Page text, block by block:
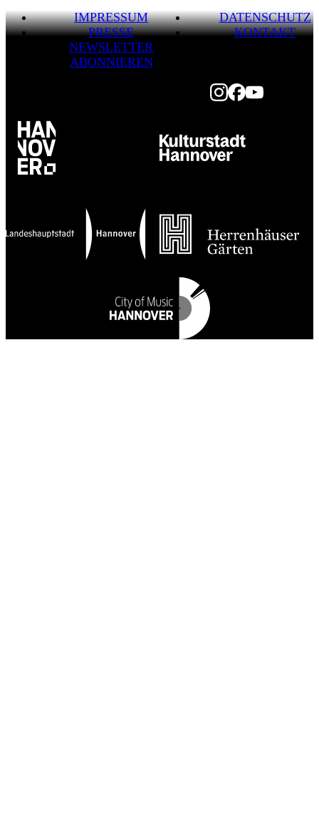
IMPRESSUM
DATENSCHUTZ
PRESSE
KONTAKT
NEWSLETTER
ABONNIEREN
Instagram
Facebook
Youtube